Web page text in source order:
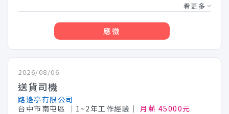
看更多
應徵
2026/08/06
送貨司機
路邊亭有限公司
台中市南屯區
│1~2年工作經驗│ 月薪 45000元